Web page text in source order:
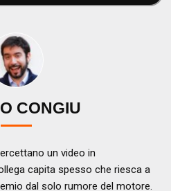
CONGIU
un video in
capita spesso che riesca a
dal solo rumore del motore.